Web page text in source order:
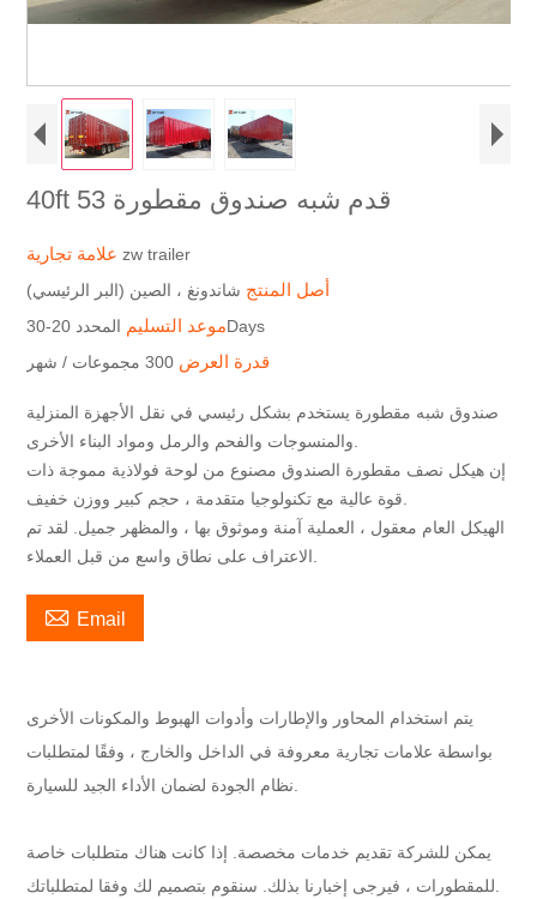
40ft 53 قدم شبه صندوق مقطورة
علامة تجاريةzw trailer
أصل المنتج شاندونغ ، الصين (البر الرئيسي)
موعد التسليمالمحدد 20-30Days
قدرة العرض 300 مجموعات / شهر
صندوق شبه مقطورة يستخدم بشكل رئيسي في نقل الأجهزة المنزلية
إن هيكل نصف مقطورة الصندوق مصنوع من لوحة فولاذية مموجة ذات
الهيكل العام معقول ، العملية آمنة وموثوق بها ، والمظهر جميل. لقد تم
 Email
يتم استخدام المحاور والإطارات وأدوات الهبوط والمكونات الأخرى
بواسطة علامات تجارية معروفة في الداخل والخارج ، وفقًا لمتطلبات
يمكن للشركة تقديم خدمات مخصصة. إذا كانت هناك متطلبات خاصة